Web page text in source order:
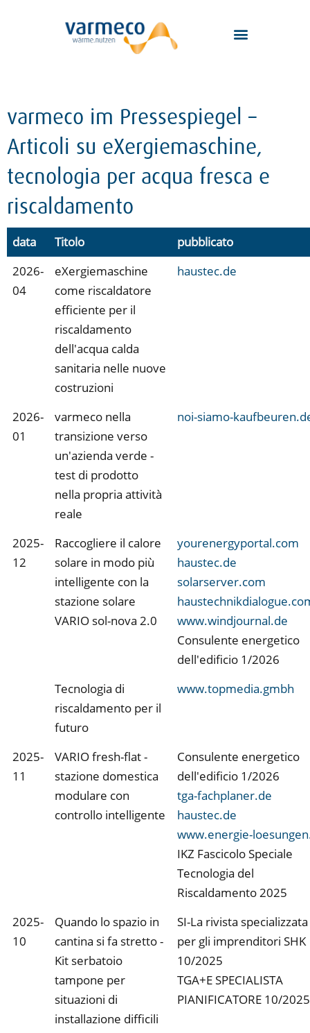
varmeco im Pressespiegel –
Articoli su eXergiemaschine,
tecnologia per acqua fresca e
riscaldamento
data Titolo
pubblicato
2026-
04
eXergiemaschine
come riscaldatore
efficiente per il
riscaldamento
dell'acqua calda
sanitaria nelle nuove
costruzioni
haustec.de
2026-
01
varmeco nella
transizione verso
un'azienda verde -
test di prodotto
nella propria attività
reale
noi-siamo-
2025-
12
Raccogliere il calore
solare in modo più
intelligente con la
stazione solare
VARIO sol-nova 2.0
yourenergyportal.com
haustec.de
solarserver.com
www.windjournal.de
Consulente energetico
dell'edificio 1/2026
Tecnologia di
riscaldamento per il
futuro
www.topmedia.gmbh
2025-
11
VARIO fresh-flat -
stazione domestica
modulare con
controllo intelligente
Consulente energetico
dell'edificio 1/2026
tga-fachplaner.de
haustec.de
www.energie-
IKZ Fascicolo Speciale
Tecnologia del
Riscaldamento 2025
2025-
10
Quando lo spazio in
cantina si fa stretto -
Kit serbatoio
tampone per
situazioni di
installazione difficili
SI-La rivista specializzata
per gli imprenditori SHK
10/2025
TGA+E SPECIALISTA
PIANIFICATORE 10/2025